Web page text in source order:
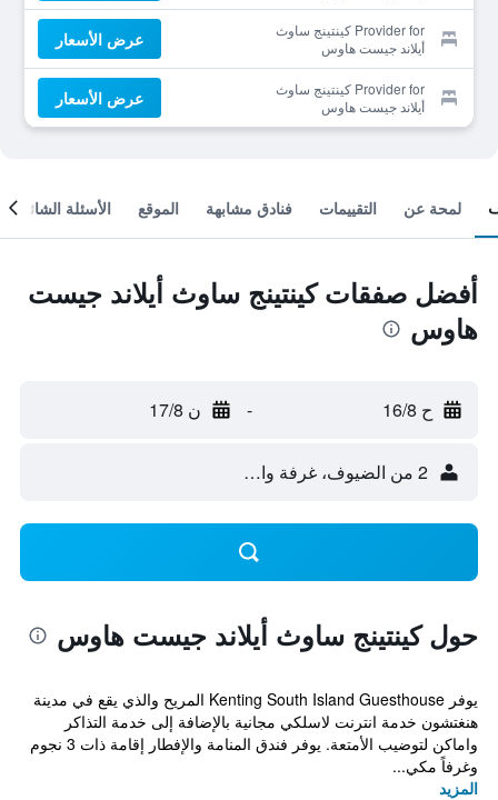
Provider for كينتينج ساوث
أيلاند جيست هاوس
عرض الأسعار
Provider for كينتينج ساوث
أيلاند جيست هاوس
عرض الأسعار
لمحة عن التقييمات فنادق مشابهة الموقع الأسئلة الشائعة
أفضل صفقات كينتينج ساوث أيلاند جيست
هاوس
ح 16/8 - ن 17/8
2 من الضيوف، غرفة واحدة
حول كينتينج ساوث أيلاند جيست هاوس
يوفر Kenting South Island Guesthouse المريح والذي يقع في مدينة
هنغتشون خدمة انترنت لاسلكي مجانية بالإضافة إلى خدمة التذاكر
واماكن لتوضيب الأمتعة. يوفر فندق المنامة والإفطار إقامة ذات 3 نجوم
وغرفاً مكي...
المزيد